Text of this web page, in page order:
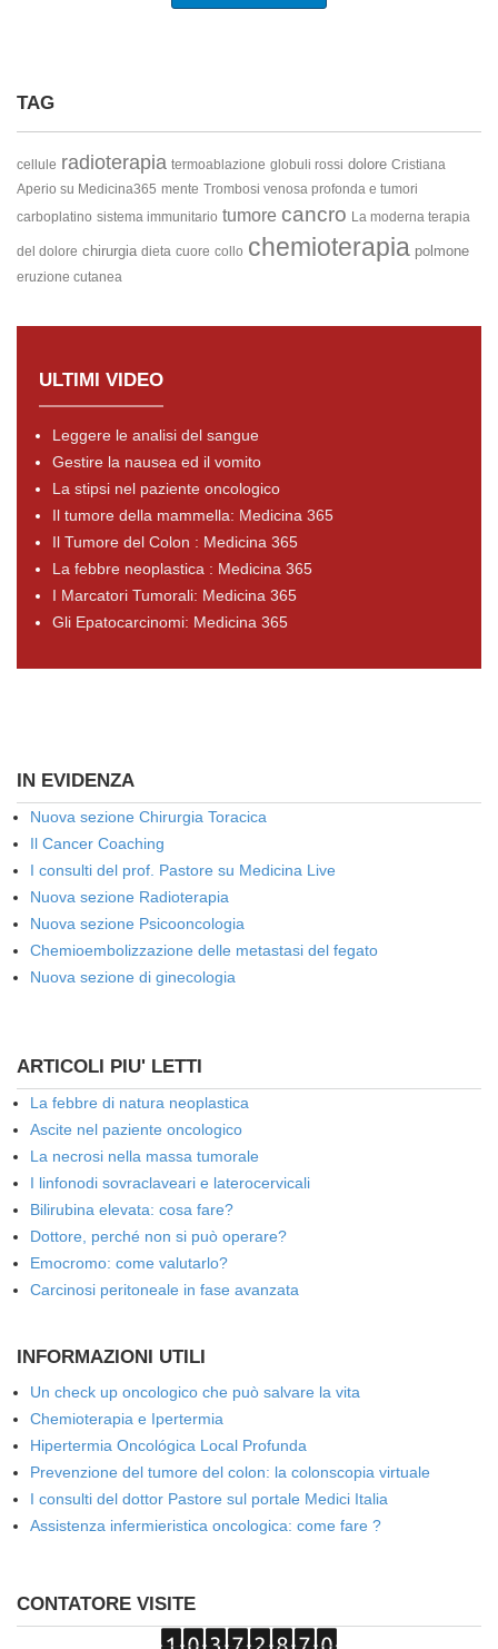
TAG
cellule radioterapia termoablazione globuli rossi dolore Cristiana
Aperio su Medicina365 mente Trombosi venosa profonda e tumori
carboplatino sistema immunitario tumore cancro La moderna terapia
del dolore chirurgia dieta cuore collo chemioterapia polmone
eruzione cutanea
ULTIMI VIDEO
Leggere le analisi del sangue
Gestire la nausea ed il vomito
La stipsi nel paziente oncologico
Il tumore della mammella: Medicina 365
Il Tumore del Colon : Medicina 365
La febbre neoplastica : Medicina 365
I Marcatori Tumorali: Medicina 365
Gli Epatocarcinomi: Medicina 365
IN EVIDENZA
Nuova sezione Chirurgia Toracica
Il Cancer Coaching
I consulti del prof. Pastore su Medicina Live
Nuova sezione Radioterapia
Nuova sezione Psicooncologia
Chemioembolizzazione delle metastasi del fegato
Nuova sezione di ginecologia
ARTICOLI PIU' LETTI
La febbre di natura neoplastica
Ascite nel paziente oncologico
La necrosi nella massa tumorale
I linfonodi sovraclaveari e laterocervicali
Bilirubina elevata: cosa fare?
Dottore, perché non si può operare?
Emocromo: come valutarlo?
Carcinosi peritoneale in fase avanzata
INFORMAZIONI UTILI
Un check up oncologico che può salvare la vita
Chemioterapia e Ipertermia
Hipertermia Oncológica Local Profunda
Prevenzione del tumore del colon: la colonscopia virtuale
I consulti del dottor Pastore sul portale Medici Italia
Assistenza infermieristica oncologica: come fare ?
CONTATORE VISITE